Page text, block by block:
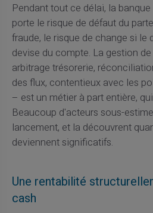
Pendant tout ce délai, la
porte le risque de défaut du
fraude, le risque de change si le
devise du compte. La gestion
arbitrage trésorerie,
des flux, contentieux avec les
– est un métier à part entière,
Beaucoup d'acteurs sous-
lancement, et la découvrent
deviennent significatifs.
Une rentabilité
cash